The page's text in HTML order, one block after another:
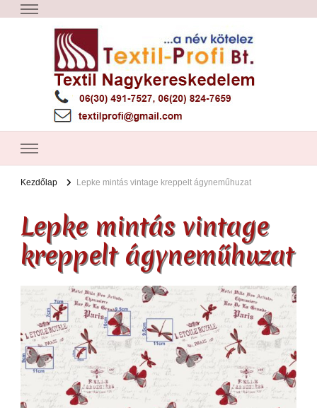
Textil Győr
Textil nagykereskedelem – Győr
Kezdőlap Lepke mintás vintage kreppelt ágyneműhuzat
Lepke mintás vintage
kreppelt ágyneműhuzat